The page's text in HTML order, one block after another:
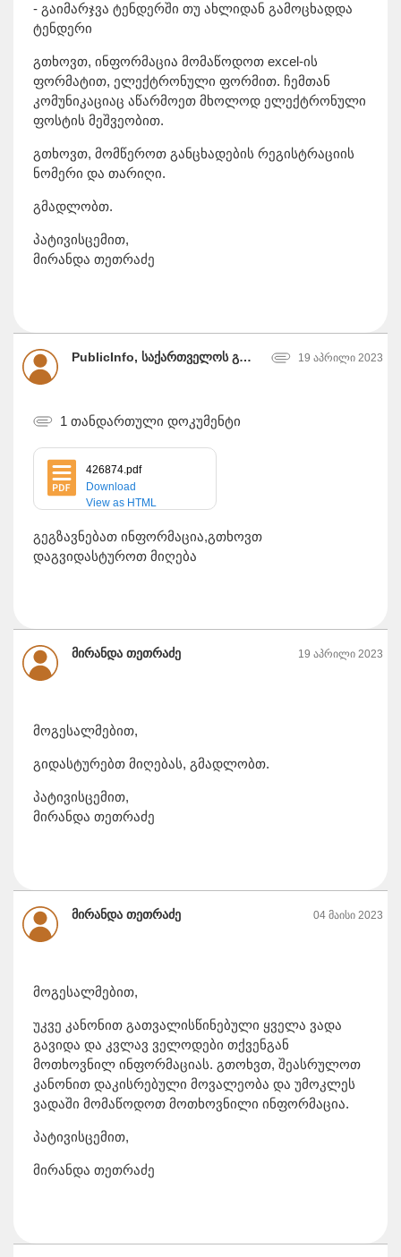
- გაიმარჯვა ტენდერში თუ ახლიდან გამოცხადდა
ტენდერი
გთხოვთ, ინფორმაცია მომაწოდოთ excel-ის
ფორმატით, ელექტრონული ფორმით. ჩემთან
კომუნიკაციაც აწარმოეთ მხოლოდ ელექტრონული
ფოსტის მეშვეობით.
გთხოვთ, მომწეროთ განცხადების რეგისტრაციის
ნომერი და თარიღი.
გმადლობთ.
პატივისცემით,
მირანდა თეთრაძე
PublicInfo, საქართველოს განათლებისა და მეცნიერების სამინისტრო 19 აპრილი 2023
1 თანდართული დოკუმენტი
426874.pdf
Download
View as HTML
გეგზავნებათ ინფორმაცია,გთხოვთ
დაგვიდასტუროთ მიღება
მირანდა თეთრაძე 19 აპრილი 2023
მოგესალმებით,
გიდასტურებთ მიღებას, გმადლობთ.
პატივისცემით,
მირანდა თეთრაძე
მირანდა თეთრაძე 04 მაისი 2023
მოგესალმებით,
უკვე კანონით გათვალისწინებული ყველა ვადა
გავიდა და კვლავ ველოდები თქვენგან
მოთხოვნილ ინფორმაციას. გთოხვთ, შეასრულოთ
კანონით დაკისრებული მოვალეობა და უმოკლეს
ვადაში მომაწოდოთ მოთხოვნილი ინფორმაცია.
პატივისცემით,
მირანდა თეთრაძე